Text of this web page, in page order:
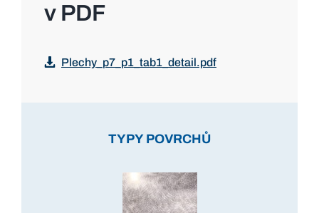
v PDF
Plechy_p7_p1_tab1_detail.pdf
TYPY POVRCHŮ